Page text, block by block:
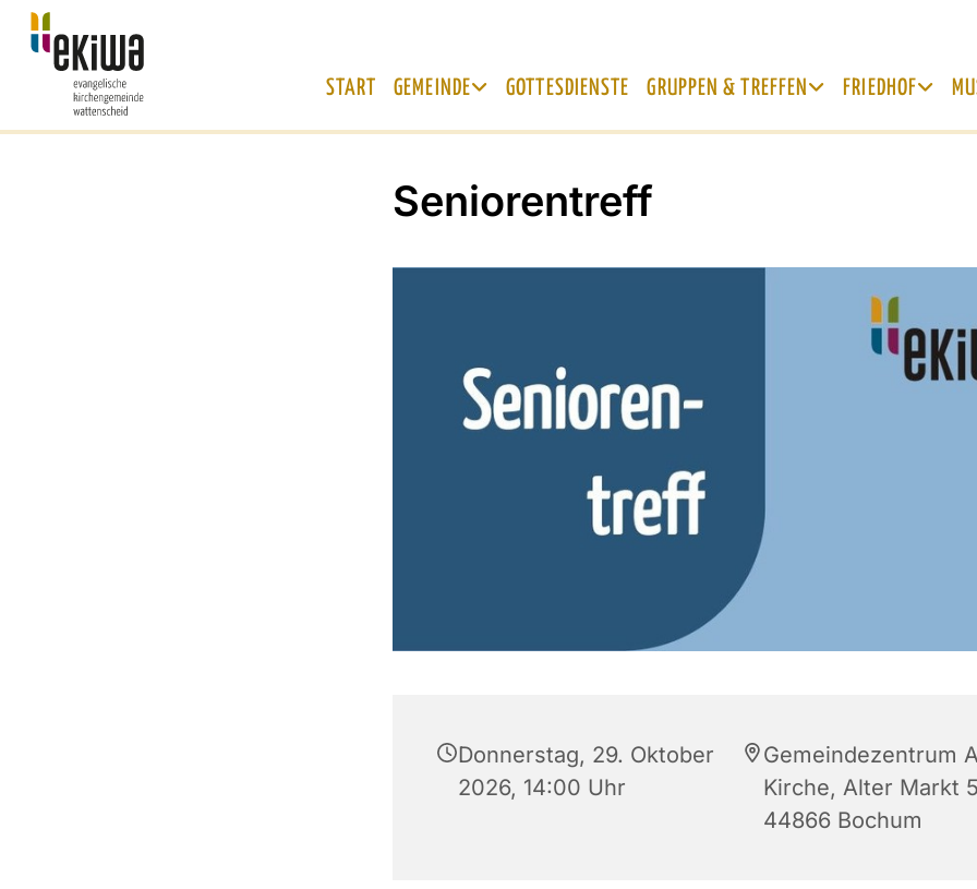
START GEMEINDE GOTTESDIENSTE GRUPPEN & TREFFEN FRIEDHOF
Seniorentreff
Donnerstag, 29. Oktober
2026, 14:00 Uhr
Gemeindezentrum
Kirche, Alter Markt
44866 Bochum